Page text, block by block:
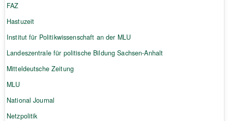
FAZ
Hastuzeit
Institut für Politikwissenschaft an der MLU
Landeszentrale für politische Bildung Sachsen-Anhalt
Mitteldeutsche Zeitung
MLU
National Journal
Netzpolitik